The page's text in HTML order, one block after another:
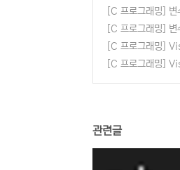
[C 프로그래밍]
[C 프로그래밍] 변
[C 프로그래밍]
[C 프로그래밍]
관련글